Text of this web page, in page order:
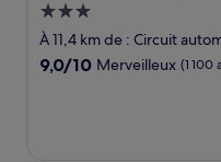
Hébergement
3.0 étoiles
À 11,4 km de : Circuit
9.0
9,0/10 Merveilleux (1 100